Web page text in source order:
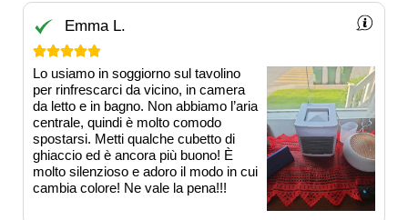
Emma L.

Lo usiamo in soggiorno sul tavolino
per rinfrescarci da vicino, in camera
da letto e in bagno. Non abbiamo l’aria
centrale, quindi è molto comodo
spostarsi. Metti qualche cubetto di
ghiaccio ed è ancora più buono! È
molto silenzioso e adoro il modo in cui
cambia colore! Ne vale la pena!!!